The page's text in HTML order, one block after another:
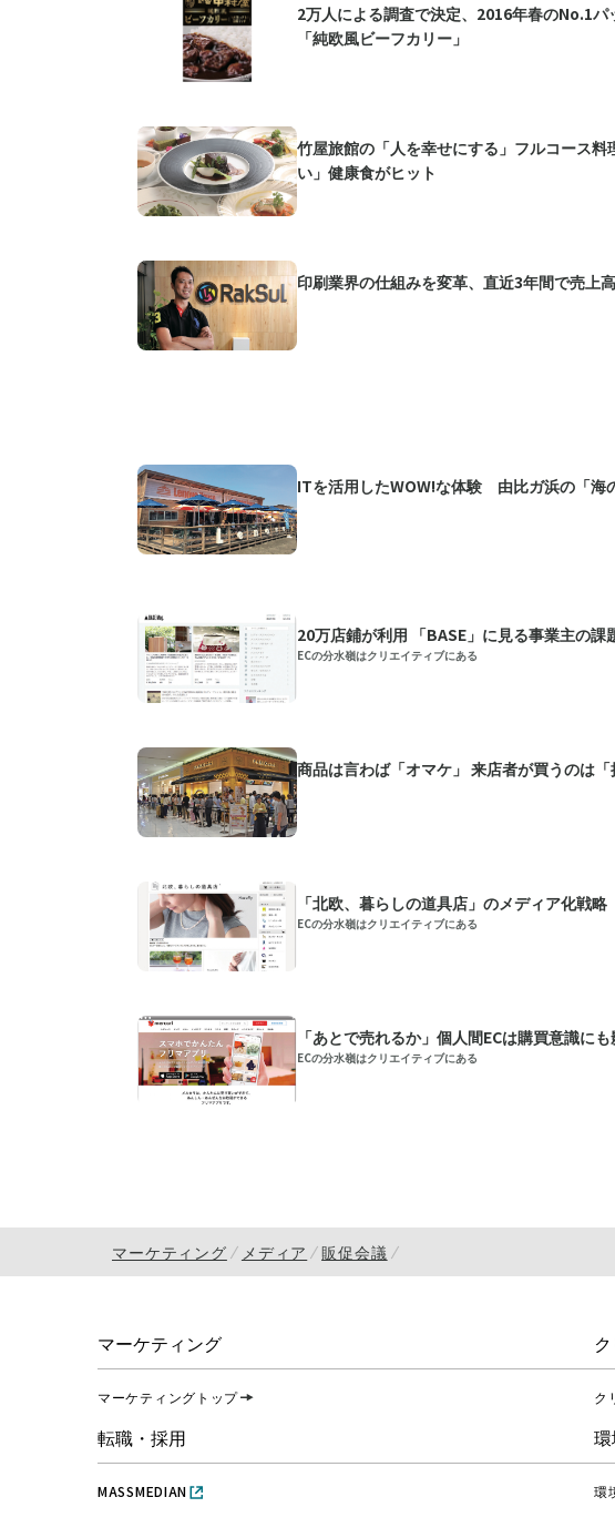
2万人による調査で決定、2016年春のNo.1パ
「純欧風ビーフカリー」
竹屋旅館の「人を幸せにする」フルコース料
い」健康食がヒット
印刷業界の仕組みを変革、直近3年間で売上
ITを活用したWOW!な体験 由比ガ浜の「海
20万店鋪が利用 「BASE」に見る事業主の課
ECの分水嶺はクリエイティブにある
商品は言わば「オマケ」 来店者が買うのは「
「北欧、暮らしの道具店」のメディア化戦略
ECの分水嶺はクリエイティブにある
「あとで売れるか」個人間ECは購買意識に
ECの分水嶺はクリエイティブにある
マーケティング メディア 販促会議
マーケティング
マーケティングトップ ク
転職・採用
MASSMEDIAN 環